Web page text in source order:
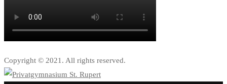
Copyright © 2021. All rights reserved.